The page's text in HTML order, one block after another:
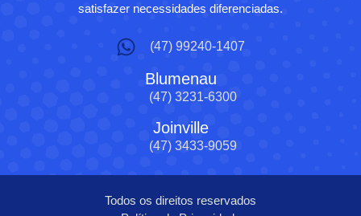
satisfazer necessidades diferenciadas.
(47) 99240-1407
Blumenau
(47) 3231-6300
Joinville
(47) 3433-9059
Todos os direitos reservados